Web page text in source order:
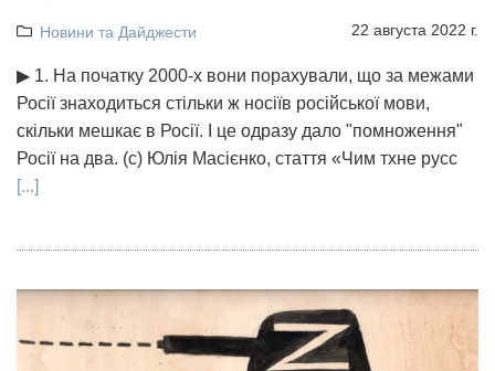
Новини та Дайджести 22 августа 2022 г.
▶ 1. На початку 2000-х вони порахували, що за межами
Росії знаходиться стільки ж носіїв російської мови,
скільки мешкає в Росії. І це одразу дало "помноження"
Росії на два. (с) Юлія Масієнко, стаття «Чим тхне русс
[...]